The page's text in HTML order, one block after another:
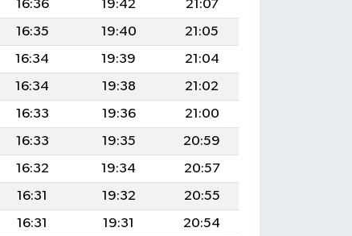
16:36 19:42
21:07
16:35 19:40
21:05
16:34 19:39
21:04
16:34 19:38
21:02
16:33 19:36
21:00
16:33 19:35
20:59
16:32 19:34
20:57
16:31 19:32
20:55
16:31 19:31
20:54